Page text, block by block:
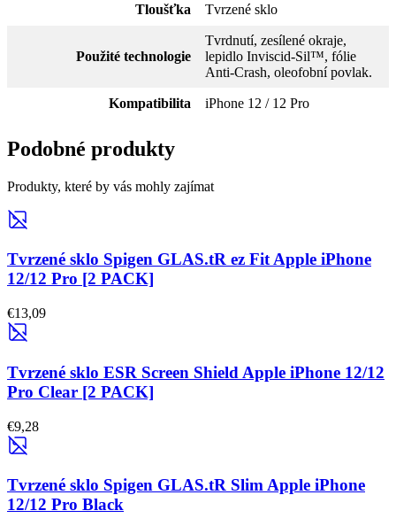
Tloušťka Tvrzené sklo
Použité technologie
Tvrdnutí, zesílené okraje,
lepidlo Inviscid-Sil™, fólie
Anti-Crash, oleofobní povlak.
Kompatibilita iPhone 12 / 12 Pro
Podobné produkty
Produkty, které by vás mohly zajímat
Tvrzené sklo Spigen GLAS.tR ez Fit Apple iPhone
12/12 Pro [2 PACK]
€13,09
Tvrzené sklo ESR Screen Shield Apple iPhone 12/12
Pro Clear [2 PACK]
€9,28
Tvrzené sklo Spigen GLAS.tR Slim Apple iPhone
12/12 Pro Black